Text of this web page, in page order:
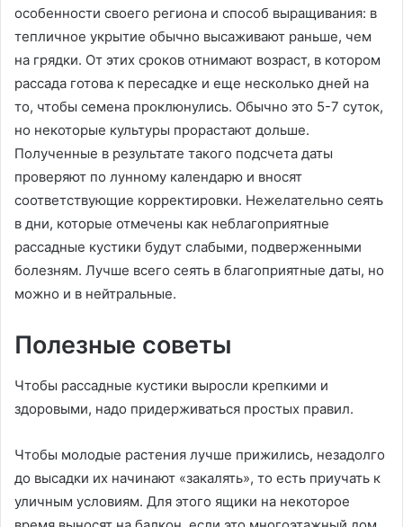
особенности своего региона и способ выращивания: в
тепличное укрытие обычно высаживают раньше, чем
на грядки. От этих сроков отнимают возраст, в котором
рассада готова к пересадке и еще несколько дней на
то, чтобы семена проклюнулись. Обычно это 5-7 суток,
но некоторые культуры прорастают дольше.
Полученные в результате такого подсчета даты
проверяют по лунному календарю и вносят
соответствующие корректировки. Нежелательно сеять
в дни, которые отмечены как неблагоприятные
рассадные кустики будут слабыми, подверженными
болезням. Лучше всего сеять в благоприятные даты, но
можно и в нейтральные.
Полезные советы
Чтобы рассадные кустики выросли крепкими и
здоровыми, надо придерживаться простых правил.
Чтобы молодые растения лучше прижились, незадолго
до высадки их начинают «закалять», то есть приучать к
уличным условиям. Для этого ящики на некоторое